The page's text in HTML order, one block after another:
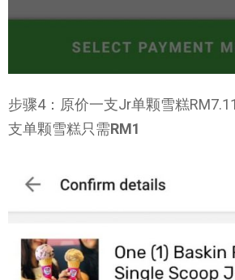
步骤4：原价一支Jr单颗雪糕
支单颗雪糕只需RM1